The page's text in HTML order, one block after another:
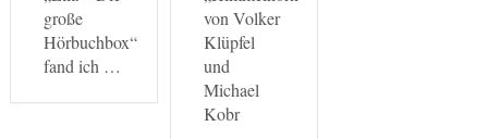
große
Hörbuchbox“
fand ich …
von Volker
Klüpfel
und
Michael
Kobr